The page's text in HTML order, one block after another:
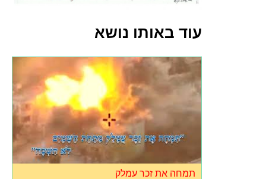
עוד באותו נושא
תמחה את זכר עמלק